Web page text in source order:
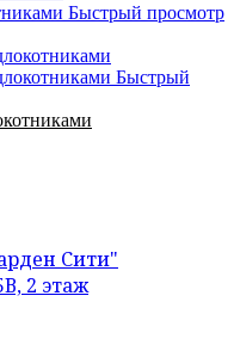
Быстрый просмотр
Быстрый
Сити"
2 этаж